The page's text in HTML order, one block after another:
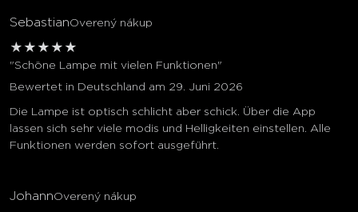
SebastianOverený nákup
★ ★ ★ ★ ★
"Schöne Lampe mit vielen Funktionen"
Bewertet in Deutschland am 29. Juni 2026
Die Lampe ist optisch schlicht aber schick. Über die App
lassen sich sehr viele modis und Helligkeiten einstellen. Alle
Funktionen werden sofort ausgeführt.
JohannOverený nákup